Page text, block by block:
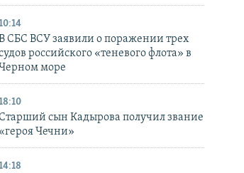
СБС ВСУ заявили о поражении трех
российского «теневого флота» в
Черном море
сын Кадырова получил звание
«героя Чечни»